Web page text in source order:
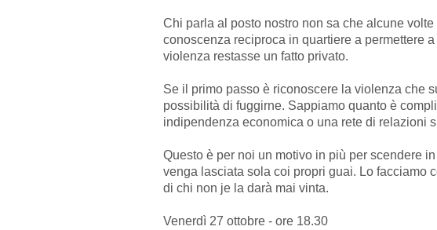
Chi parla al posto nostro non sa che alcune
conoscenza reciproca in quartiere a permettere
violenza restasse un fatto privato.
Se il primo passo è riconoscere la violenza che
possibilità di fuggirne. Sappiamo quanto è
indipendenza economica o una rete di relazioni
Questo è per noi un motivo in più per scendere
venga lasciata sola coi propri guai. Lo facciamo
di chi non je la darà mai vinta.
Venerdì 27 ottobre - ore 18.30